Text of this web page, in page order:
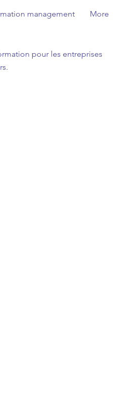
management More
pour les entreprises